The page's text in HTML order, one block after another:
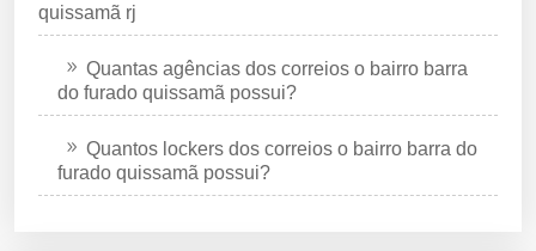
quissamã rj
Quantas agências dos correios o bairro barra
do furado quissamã possui?
Quantos lockers dos correios o bairro barra do
furado quissamã possui?